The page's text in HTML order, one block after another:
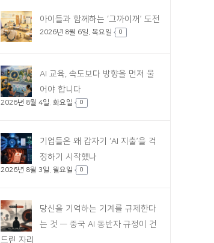
아이들과 함께하는 ‘그까이꺼’ 도전
2026년 8월 6일. 목요일 0
AI 교육, 속도보다 방향을 먼저 물
어야 합니다
2026년 8월 4일. 화요일 0
기업들은 왜 갑자기 ‘AI 지출’을 걱
정하기 시작했나
2026년 8월 3일. 월요일 0
당신을 기억하는 기계를 규제한다
는 것 — 중국 AI 동반자 규정이 건
드린 자리